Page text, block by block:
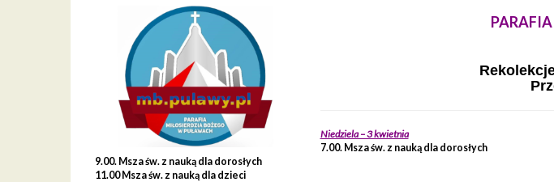
Niedziela – 3 kwietnia
7.00. Msza św. z nauką dla dorosłych
9.00. Msza św. z nauką dla dorosłych
11.00 Msza św. z nauką dla dzieci